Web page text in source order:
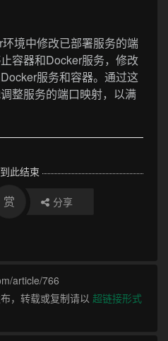
境中修改已部署服务的端
容器和Docker服务，修改
服务和容器。通过这
整服务的端口映射，以满
此结束
赏 分享
article/766
，转载或复制请以 超链接形式